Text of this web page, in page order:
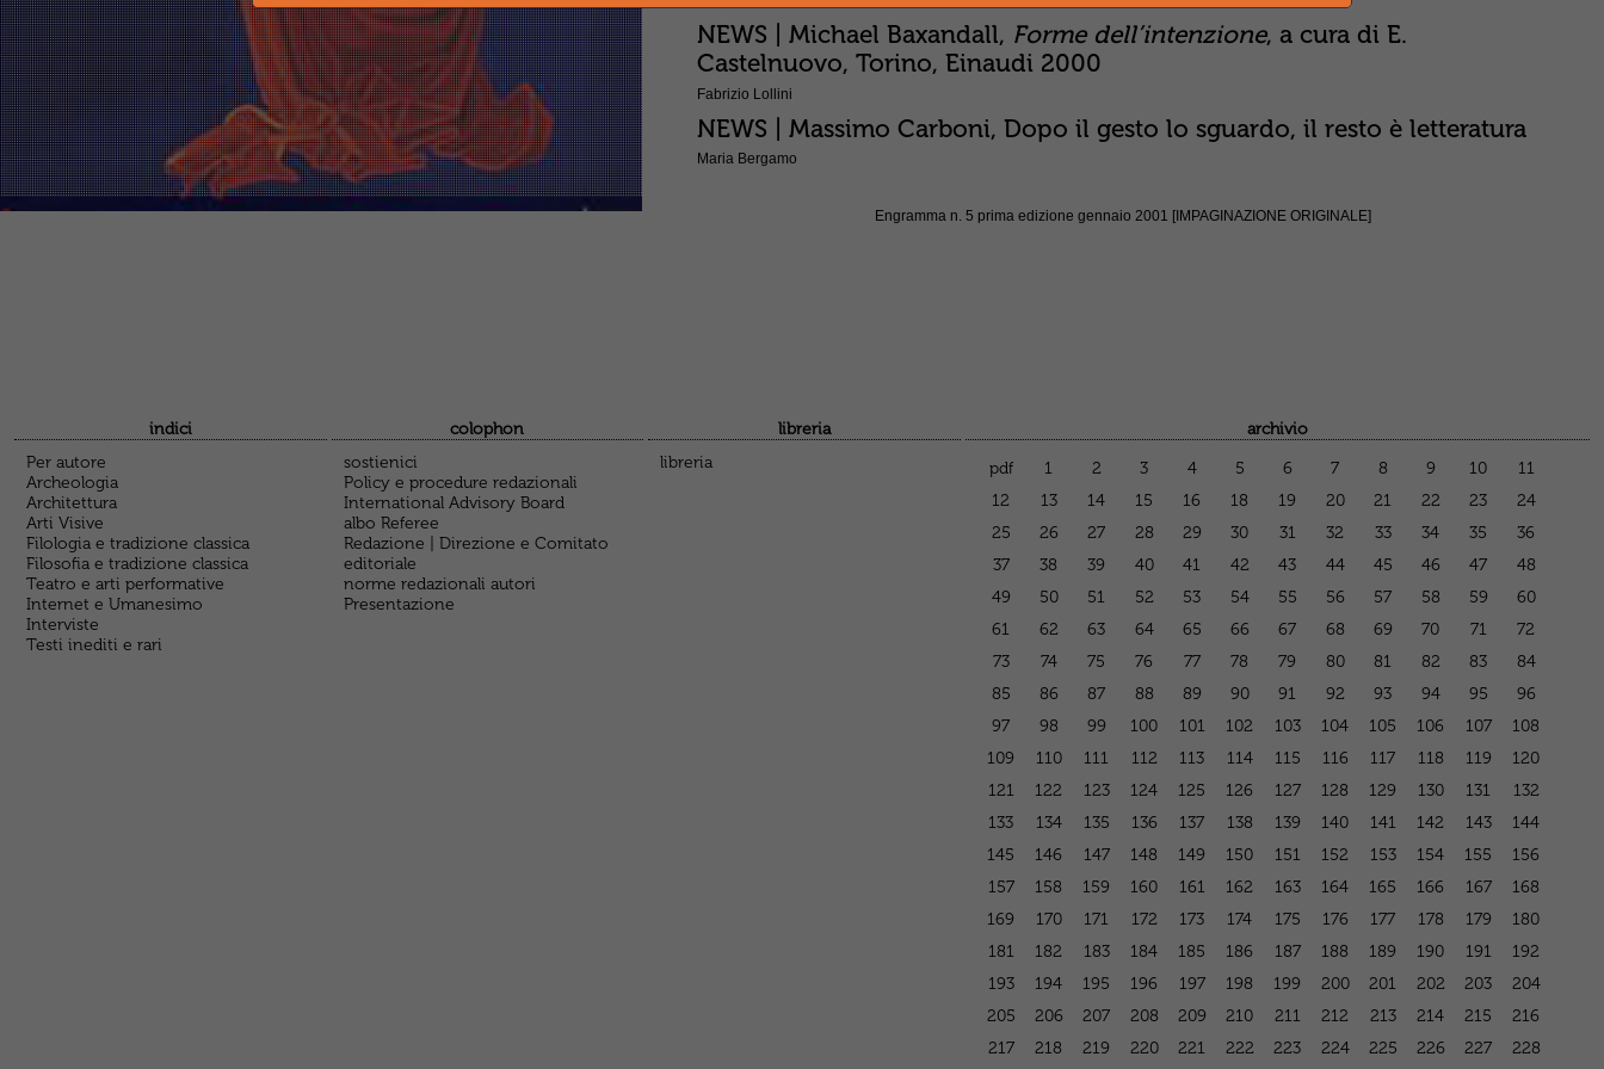
NEWS | Michael Baxandall, Forme dell’intenzione, a cura di E.
Castelnuovo, Torino, Einaudi 2000
Fabrizio Lollini
NEWS | Massimo Carboni, Dopo il gesto lo sguardo, il resto è letteratura
Maria Bergamo
Engramma n. 5 prima edizione gennaio 2001 [IMPAGINAZIONE ORIGINALE]
indici
Per autore
Archeologia
Architettura
Arti Visive
Filologia e tradizione classica
Filosofia e tradizione classica
Teatro e arti performative
Internet e Umanesimo
Interviste
Testi inediti e rari
colophon
sostienici
Policy e procedure redazionali
International Advisory Board
albo Referee
Redazione | Direzione e Comitato
editoriale
norme redazionali autori
Presentazione
libreria
libreria
archivio
pdf
1 2 3 4 5 6 7 8 9 10
11
12
13 14 15 16 18 19 20 21 22 23
24
25
26 27 28 29 30 31 32 33 34 35
36
37
38 39 40 41 42 43 44 45 46 47
48
49
50 51 52 53 54 55 56 57 58 59
60
61
62 63 64 65 66 67 68 69 70 71
72
73
74 75 76 77 78 79 80 81 82 83
84
85
86 87 88 89 90 91 92 93 94 95
96
97
98 99 100 101 102 103 104 105 106 107
108
109
110 111 112 113 114 115 116 117 118 119
120
121
122 123 124 125 126 127 128 129 130 131
132
133
134 135 136 137 138 139 140 141 142 143
144
145
146 147 148 149 150 151 152 153 154 155
156
157
158 159 160 161 162 163 164 165 166 167
168
169
170 171 172 173 174 175 176 177 178 179
180
181
182 183 184 185 186 187 188 189 190 191
192
193
194 195 196 197 198 199 200 201 202 203
204
205
206 207 208 209 210 211 212 213 214 215
216
217
218 219 220 221 222 223 224 225 226 227 228